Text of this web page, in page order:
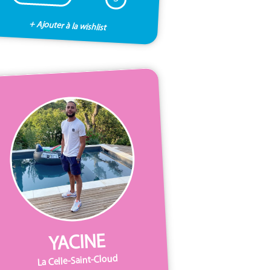
+ Ajouter à la wishlist
YACINE
La Celle-Saint-Cloud